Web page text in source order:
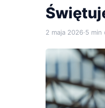
2 maja 2026·5 min